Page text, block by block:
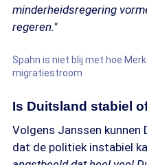
minderheidsregering
regeren."
Spahn is niet blij met hoe
migratiestroom
Is Duitsland stabiel
Volgens Janssen kunnen
dat de politiek instabiel